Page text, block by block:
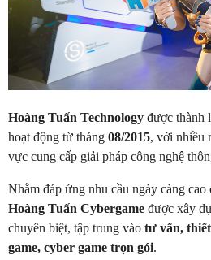
Hoàng Tuấn Technology được thành
hoạt động từ tháng 08/2015, với nhiều
vực cung cấp giải pháp công nghệ
Nhằm đáp ứng nhu cầu ngày càng
Hoàng Tuấn Cybergame được xây
chuyên biệt, tập trung vào tư vấn,
game, cyber game trọn gói.